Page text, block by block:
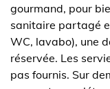
gourmand, pour
sanitaire partagé
WC, lavabo), une
réservée. Les
pas fournis. Sur